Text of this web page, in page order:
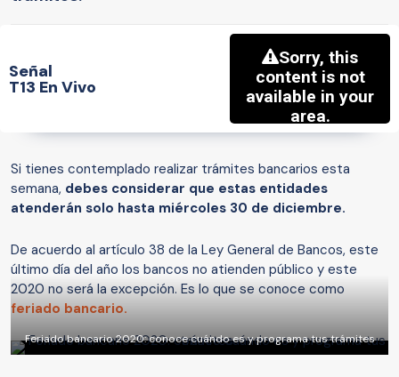
Señal
T13 En Vivo
Si tienes contemplado realizar trámites bancarios esta
semana, debes considerar que estas entidades
atenderán solo hasta miércoles 30 de diciembre.
De acuerdo al artículo 38 de la Ley General de Bancos, este
último día del año los bancos no atienden público y este
2020 no será la excepción. Es lo que se conoce como
feriado bancario.
Feriado bancario 2020: conoce cuándo es y programa tus trámites